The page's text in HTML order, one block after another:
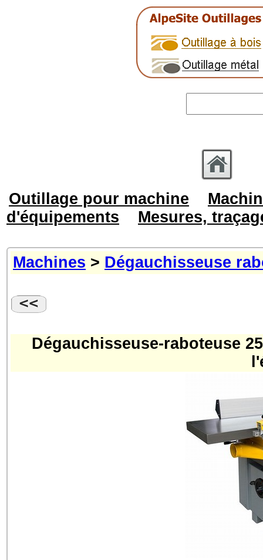
Outillage pour machine
d'équipements
Mesures,
Machines > Dégauchisseuse
Dégauchisseuse-raboteuse